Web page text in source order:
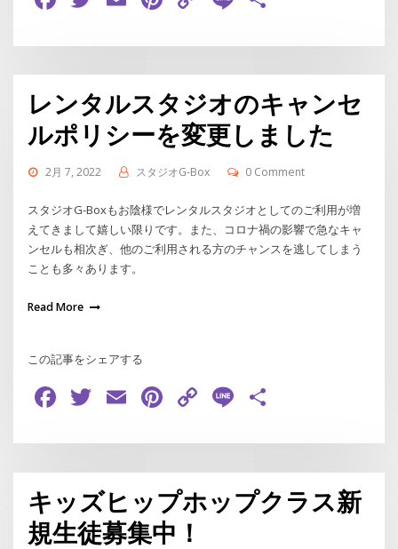
レンタルスタジオのキャンセ
ルポリシーを変更しました
2月 7, 2022 スタジオG-Box 0 Comment
スタジオG-Boxもお陰様でレンタルスタジオとしてのご利用が増
えてきまして嬉しい限りです。また、コロナ禍の影響で急なキャ
ンセルも相次ぎ、他のご利用される方のチャンスを逃してしまう
ことも多々あります。
Read More
この記事をシェアする
Facebook
Twitter
EmailPinterest
Copy
Line
キッズヒップホップクラス新
規生徒募集中！